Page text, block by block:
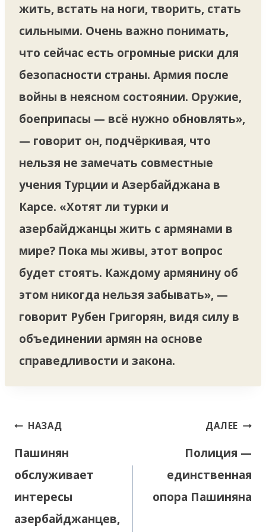
жить, встать на ноги, творить, стать
сильными. Очень важно понимать,
что сейчас есть огромные риски для
безопасности страны. Армия после
войны в неясном состоянии. Оружие,
боеприпасы — всё нужно обновлять»,
— говорит он, подчёркивая, что
нельзя не замечать совместные
учения Турции и Азербайджана в
Карсе. «Хотят ли турки и
азербайджанцы жить с армянами в
мире? Пока мы живы, этот вопрос
будет стоять. Каждому армянину об
этом никогда нельзя забывать», —
говорит Рубен Григорян, видя силу в
объединении армян на основе
справедливости и закона.
Навигация
записям
НАЗАД
Пашинян
обслуживает
интересы
азербайджанцев,
ДАЛЕЕ
Полиция —
единственная
опора Пашиняна